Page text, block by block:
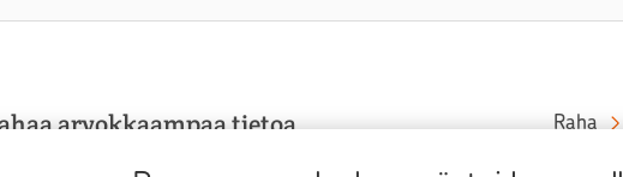
arvokkaampaa tietoa
Raha